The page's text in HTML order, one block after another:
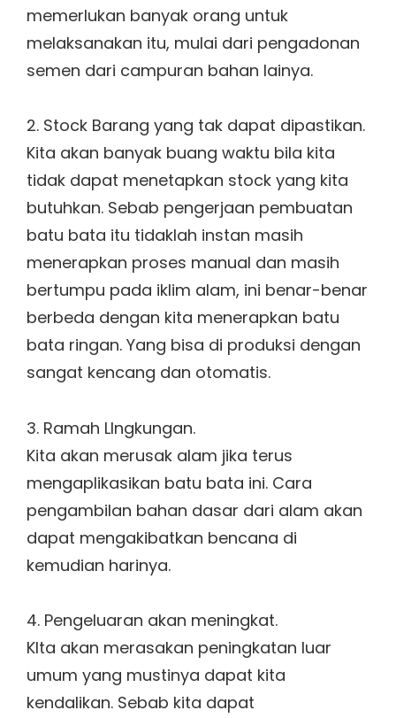
memerlukan banyak orang untuk
melaksanakan itu, mulai dari pengadonan
semen dari campuran bahan lainya.
2. Stock Barang yang tak dapat dipastikan.
Kita akan banyak buang waktu bila kita
tidak dapat menetapkan stock yang kita
butuhkan. Sebab pengerjaan pembuatan
batu bata itu tidaklah instan masih
menerapkan proses manual dan masih
bertumpu pada iklim alam, ini benar-benar
berbeda dengan kita menerapkan batu
bata ringan. Yang bisa di produksi dengan
sangat kencang dan otomatis.
3. Ramah LIngkungan.
Kita akan merusak alam jika terus
mengaplikasikan batu bata ini. Cara
pengambilan bahan dasar dari alam akan
dapat mengakibatkan bencana di
kemudian harinya.
4. Pengeluaran akan meningkat.
KIta akan merasakan peningkatan luar
umum yang mustinya dapat kita
kendalikan. Sebab kita dapat